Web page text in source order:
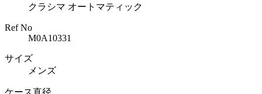
クラシマ オートマティック
Ref No
M0A10331
サイズ
メンズ
ケース直径